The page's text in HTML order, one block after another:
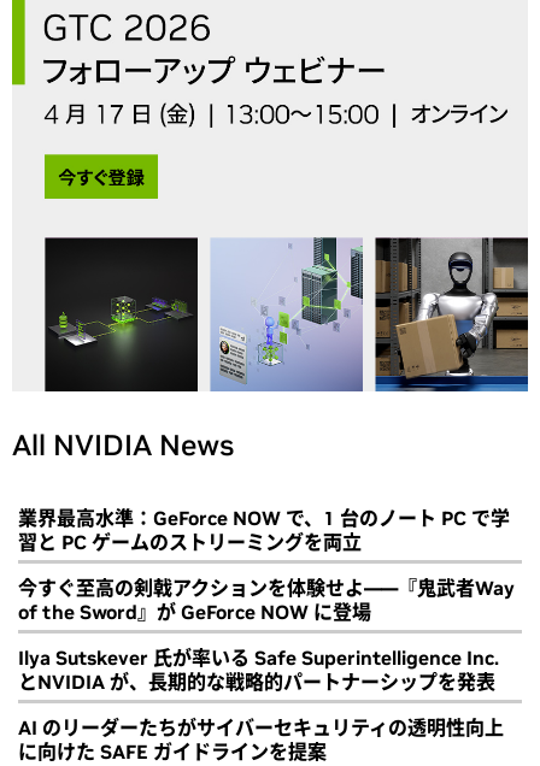
All NVIDIA News
業界最高水準：GeForce NOW で、1 台のノート PC で学
習と PC ゲームのストリーミングを両立
今すぐ至高の剣戟アクションを体験せよ――『鬼武者Way
of the Sword』が GeForce NOW に登場
Ilya Sutskever 氏が率いる Safe Superintelligence Inc.
とNVIDIA が、長期的な戦略的パートナーシップを発表
AI のリーダーたちがサイバーセキュリティの透明性向上
に向けた SAFE ガイドラインを提案